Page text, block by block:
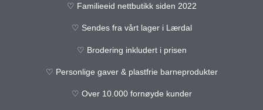
♡ Familieeid nettbutikk siden 2022
♡ Sendes fra vårt lager i Lærdal
♡ Brodering inkludert i prisen
♡ Personlige gaver & plastfrie barneprodukter
♡ Over 10.000 fornøyde kunder